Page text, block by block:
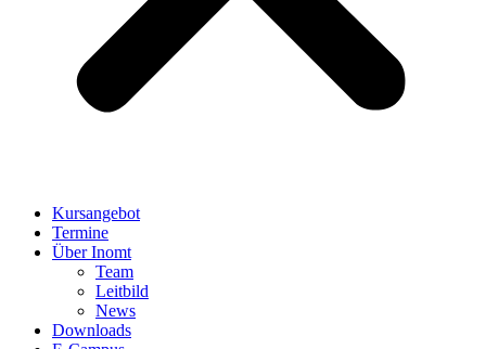
Kursangebot
Termine
Über Inomt
Team
Leitbild
News
Downloads